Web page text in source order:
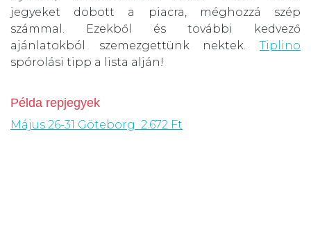
jegyeket dobott a piacra, méghozzá szép
számmal. Ezekből és további kedvező
ajánlatokból szemezgettünk nektek. Tiplino
spórolási tipp a lista alján!
Példa repjegyek
Május 26-31 Göteborg 2.672 Ft